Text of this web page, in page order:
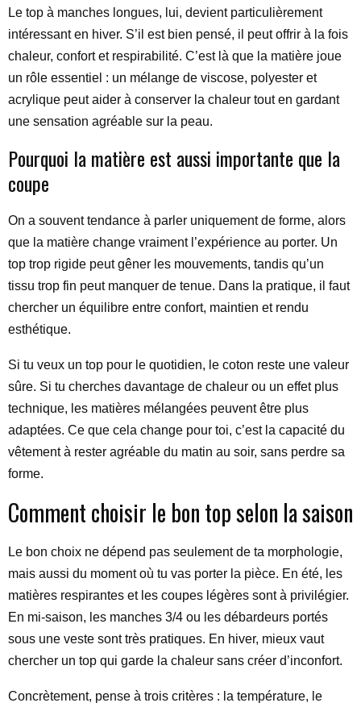
Le top à manches longues, lui, devient particulièrement
intéressant en hiver. S’il est bien pensé, il peut offrir à la fois
chaleur, confort et respirabilité. C’est là que la matière joue
un rôle essentiel : un mélange de viscose, polyester et
acrylique peut aider à conserver la chaleur tout en gardant
une sensation agréable sur la peau.
Pourquoi la matière est aussi importante que la
coupe
On a souvent tendance à parler uniquement de forme, alors
que la matière change vraiment l’expérience au porter. Un
top trop rigide peut gêner les mouvements, tandis qu’un
tissu trop fin peut manquer de tenue. Dans la pratique, il faut
chercher un équilibre entre confort, maintien et rendu
esthétique.
Si tu veux un top pour le quotidien, le coton reste une valeur
sûre. Si tu cherches davantage de chaleur ou un effet plus
technique, les matières mélangées peuvent être plus
adaptées. Ce que cela change pour toi, c’est la capacité du
vêtement à rester agréable du matin au soir, sans perdre sa
forme.
Comment choisir le bon top selon la saison
Le bon choix ne dépend pas seulement de ta morphologie,
mais aussi du moment où tu vas porter la pièce. En été, les
matières respirantes et les coupes légères sont à privilégier.
En mi-saison, les manches 3/4 ou les débardeurs portés
sous une veste sont très pratiques. En hiver, mieux vaut
chercher un top qui garde la chaleur sans créer d’inconfort.
Concrètement, pense à trois critères : la température, le